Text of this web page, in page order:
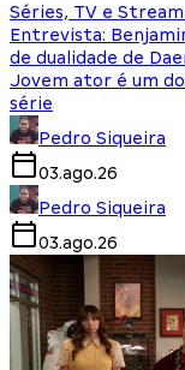
Séries, TV e
Entrevista:
de dualidade de
Jovem ator é um
série
Pedro Siqueira
03.ago.26
Pedro Siqueira
03.ago.26